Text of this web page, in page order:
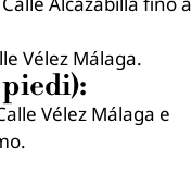
Vélez Málaga.
Vélez Málaga e